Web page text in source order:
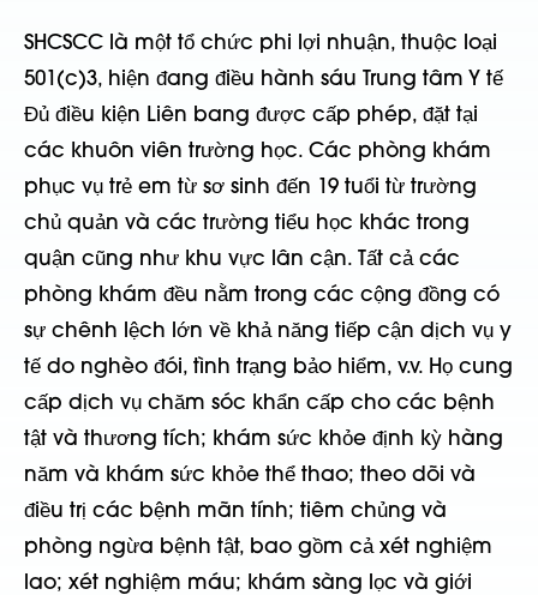
SHCSCC là một tổ chức phi lợi nhuận, thuộc loại
501(c)3, hiện đang điều hành sáu Trung tâm Y tế
Đủ điều kiện Liên bang được cấp phép, đặt tại
các khuôn viên trường học. Các phòng khám
phục vụ trẻ em từ sơ sinh đến 19 tuổi từ trường
chủ quản và các trường tiểu học khác trong
quận cũng như khu vực lân cận. Tất cả các
phòng khám đều nằm trong các cộng đồng có
sự chênh lệch lớn về khả năng tiếp cận dịch vụ y
tế do nghèo đói, tình trạng bảo hiểm, v.v. Họ cung
cấp dịch vụ chăm sóc khẩn cấp cho các bệnh
tật và thương tích; khám sức khỏe định kỳ hàng
năm và khám sức khỏe thể thao; theo dõi và
điều trị các bệnh mãn tính; tiêm chủng và
phòng ngừa bệnh tật, bao gồm cả xét nghiệm
lao; xét nghiệm máu; khám sàng lọc và giới